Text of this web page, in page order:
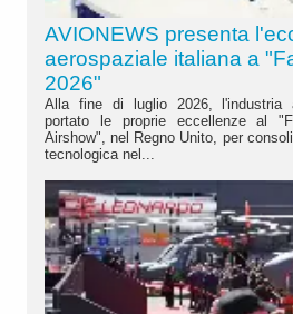
AVIONEWS presenta
aerospaziale italiana a
2026"
Alla fine di luglio 2026, l'industria
portato le proprie eccellenze al
Airshow", nel Regno Unito, per
tecnologica nel...